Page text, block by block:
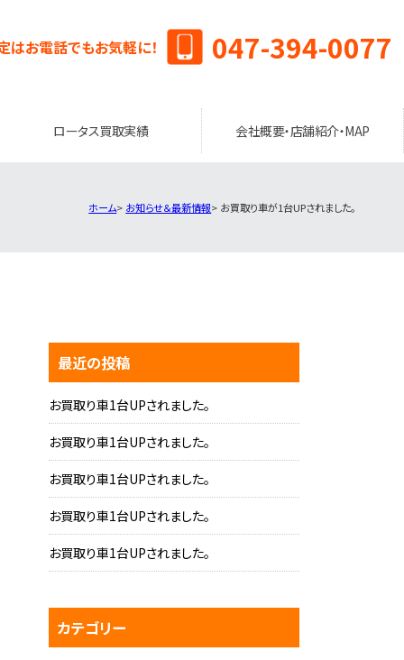
はお電話でもお気軽に！ 047-394-0077
ロータス買取実績 会社概要・店舗紹介・MAP
ホーム お知らせ＆最新情報 お買取り車が1台UPされました。
最近の投稿
お買取り車1台UPされました。
お買取り車1台UPされました。
お買取り車1台UPされました。
お買取り車1台UPされました。
お買取り車1台UPされました。
カテゴリー